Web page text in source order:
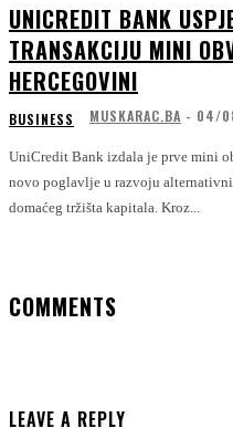
UNICREDIT BANK
TRANSAKCIJU MINI
HERCEGOVINI
BUSINESS MUSKARAC.BA - 04/
UniCredit Bank izdala je prve mini
novo poglavlje u razvoju
domaćeg tržišta kapitala. Kroz...
COMMENTS
LEAVE A REPLY